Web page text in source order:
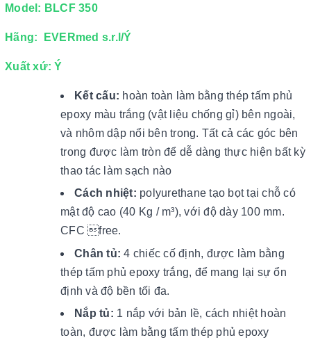
Model: BLCF 350
Hãng: EVERmed s.r.l/Ý
Xuất xứ: Ý
Kết cấu: hoàn toàn làm bằng thép tấm phủ
epoxy màu trắng (vật liệu chống gỉ) bên ngoài,
và nhôm dập nổi bên trong. Tất cả các góc bên
trong được làm tròn để dễ dàng thực hiện bất kỳ
thao tác làm sạch nào
Cách nhiệt: polyurethane tạo bọt tại chỗ có
mật độ cao (40 Kg / m³), ​​với độ dày 100 mm.
CFC free.
Chân tủ:4 chiếc cố định, được làm bằng
thép tấm phủ epoxy trắng, để mang lại sự ổn
định và độ bền tối đa.
Nắp tủ: 1 nắp với bản lề, cách nhiệt hoàn
toàn, được làm bằng tấm thép phủ epoxy